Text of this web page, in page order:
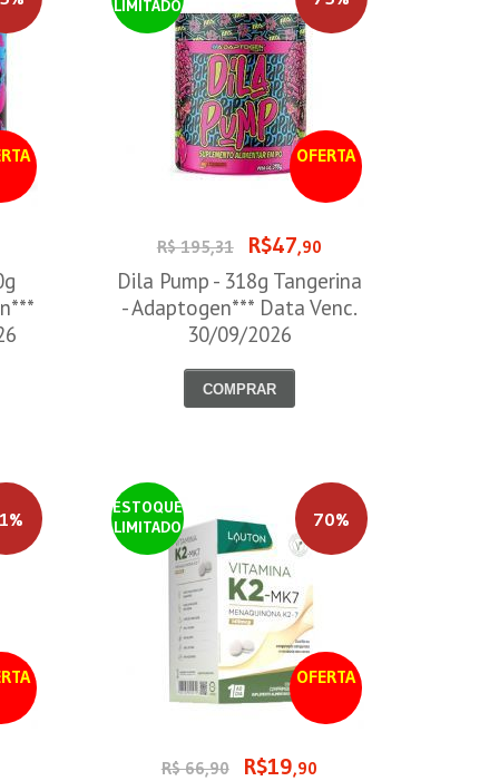
LIMITADO
OFERTA
R$ 195,31 R$47,90
Dila Pump - 318g Tangerina
- Adaptogen*** Data Venc.
30/09/2026
COMPRAR
ESTOQUE
LIMITADO
OFERTA
70%
R$ 66,90 R$19,90